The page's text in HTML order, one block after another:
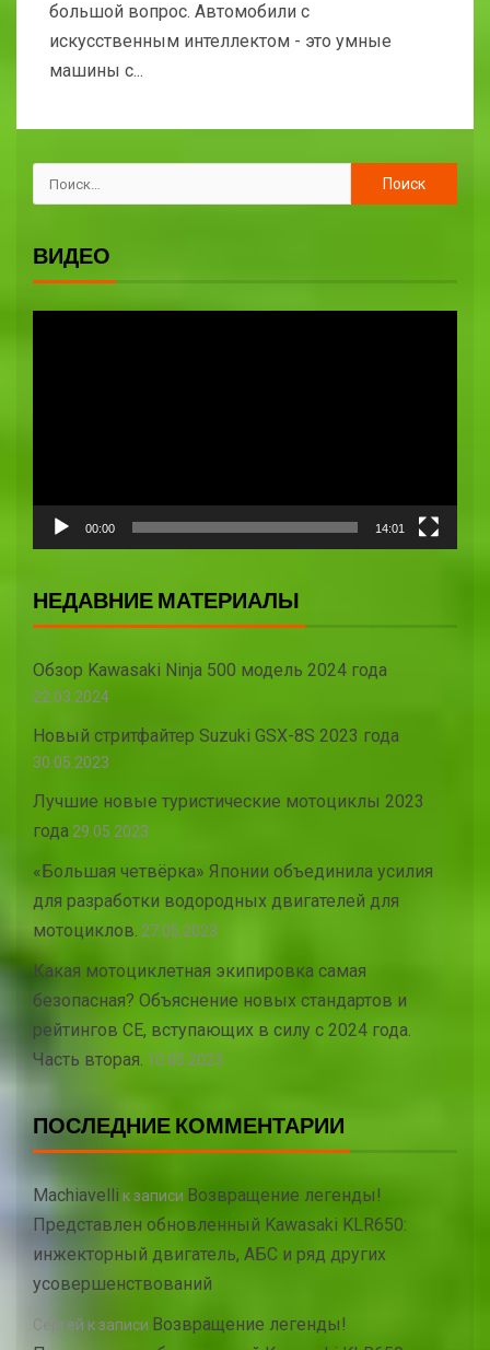
большой вопрос. Автомобили с
искусственным интеллектом - это умные
машины с...
ВИДЕО
00:00 14:01
НЕДАВНИЕ МАТЕРИАЛЫ
Обзор Kawasaki Ninja 500 модель 2024 года
22.03.2024
Новый стритфайтер Suzuki GSX-8S 2023 года
30.05.2023
Лучшие новые туристические мотоциклы 2023
года29.05.2023
«Большая четвёрка» Японии объединила усилия
для разработки водородных двигателей для
мотоциклов. 27.05.2023
Какая мотоциклетная экипировка самая
безопасная? Объяснение новых стандартов и
рейтингов CE, вступающих в силу с 2024 года.
Часть вторая. 10.05.2023
ПОСЛЕДНИЕ КОММЕНТАРИИ
Machiavelli к записи Возвращение легенды!
Представлен обновленный Kawasaki KLR650:
инжекторный двигатель, АБС и ряд других
усовершенствований
Сергей к записи Возвращение легенды!